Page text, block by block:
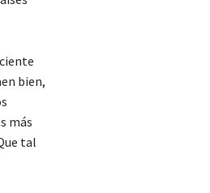
bien,
más
tal